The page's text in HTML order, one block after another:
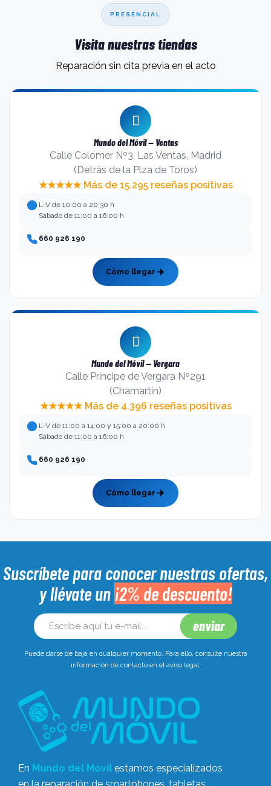
PRESENCIAL
Visita nuestras tiendas
Reparación sin cita previa en el acto
Mundo del Móvil — Ventas
Calle Colomer Nº3, Las Ventas, Madrid
(Detrás de la Plza de Toros)
★★★★★ Más de 15.295 reseñas positivas
L-V de 10:00 a 20:30 h
Sábado de 11:00 a 16:00 h
660 926 190
Cómo llegar
Mundo del Móvil — Vergara
Calle Príncipe de Vergara Nº291
(Chamartín)
★★★★★ Más de 4.396 reseñas positivas
L-V de 11:00 a 14:00 y 15:00 a 20:00 h
Sábado de 11:00 a 16:00 h
660 926 190
Cómo llegar
Suscríbete para conocer nuestras ofertas,
y llévate un ¡2% de descuento!
Puede darse de baja en cualquier momento. Para ello, consulte nuestra
información de contacto en el aviso legal.
En Mundo del Móvil estamos especializados
en la reparación de smartphones, tabletas,